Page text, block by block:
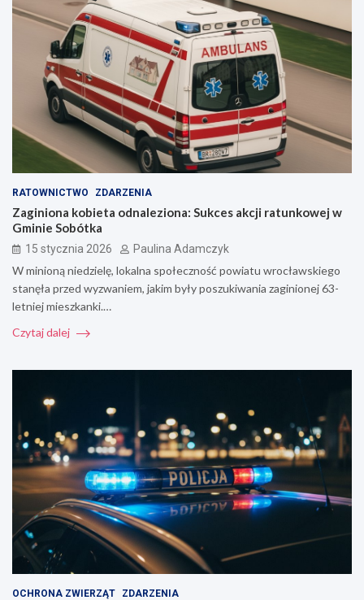
RATOWNICTWO ZDARZENIA
Zaginiona kobieta odnaleziona: Sukces akcji ratunkowej w
Gminie Sobótka
15 stycznia 2026 Paulina Adamczyk
W minioną niedzielę, lokalna społeczność powiatu wrocławskiego
stanęła przed wyzwaniem, jakim były poszukiwania zaginionej 63-
letniej mieszkanki.…
Czytaj dalej
OCHRONA ZWIERZĄT ZDARZENIA